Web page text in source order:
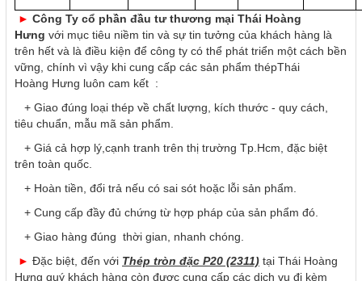
► Công Ty cổ phần đầu tư thương mại Thái Hoàng
Hưng với mục tiêu niềm tin và sự tin tưởng của khách hàng là
trên hết và là điều kiện để công ty có thể phát triển một cách bền
vững, chính vì vậy khi cung cấp các sản phẩm thépThái
Hoàng Hưng luôn cam kết :
+ Giao đúng loại thép về chất lượng, kích thước - quy cách,
tiêu chuẩn, mẫu mã sản phẩm.
+ Giá cả hợp lý,cạnh tranh trên thị trường Tp.Hcm, đặc biệt
trên toàn quốc.
+ Hoàn tiền, đổi trả nếu có sai sót hoặc lỗi sản phẩm.
+ Cung cấp đầy đủ chứng từ hợp pháp của sản phẩm đó.
+ Giao hàng đúng thời gian, nhanh chóng.
► Đặc biệt, đến với Thép tròn đặc P20 (2311) tại Thái Hoàng
Hưng quý khách hàng còn được cung cấp các dịch vụ đi kèm